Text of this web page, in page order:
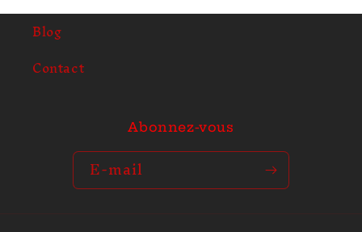
Blog
Contact
Abonnez-vous
E-mail